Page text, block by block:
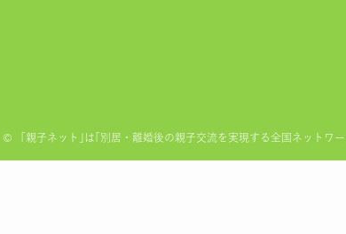
© 「親子ネット｣は｢別居・離婚後の親子交流を実現する全国ネット